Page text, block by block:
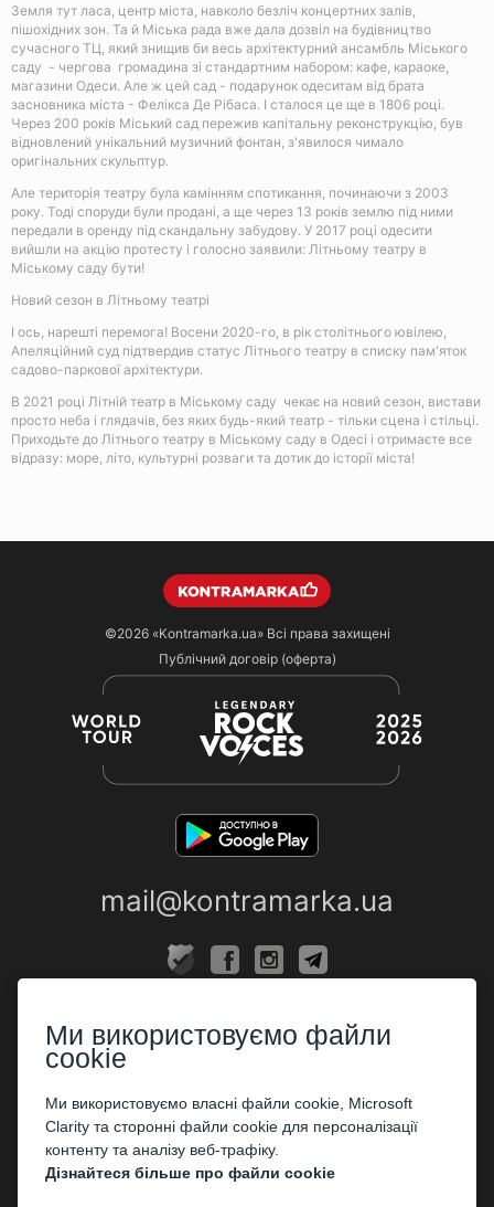
Земля тут ласа, центр міста, навколо безліч концертних залів,
пішохідних зон. Та й Міська рада вже дала дозвіл на будівництво
сучасного ТЦ, який знищив би весь архітектурний ансамбль Міського
саду - чергова громадина зі стандартним набором: кафе, караоке,
магазини Одеси. Але ж цей сад - подарунок одеситам від брата
засновника міста - Фелікса Де Рібаса. І сталося це ще в 1806 році.
Через 200 років Міський сад пережив капітальну реконструкцію, був
відновлений унікальний музичний фонтан, з'явилося чимало
оригінальних скульптур.
Але територія театру була камінням спотикання, починаючи з 2003
року. Тоді споруди були продані, а ще через 13 років землю під ними
передали в оренду під скандальну забудову. У 2017 році одесити
вийшли на акцію протесту і голосно заявили: Літньому театру в
Міському саду бути!
Новий сезон в Літньому театрі
І ось, нарешті перемога! Восени 2020-го, в рік столітнього ювілею,
Апеляційний суд підтвердив статус Літнього театру в списку пам'яток
садово-паркової архітектури.
В 2021 році Літній театр в Міському саду чекає на новий сезон, вистави
просто неба і глядачів, без яких будь-який театр - тільки сцена і стільці.
Приходьте до Літнього театру в Міському саду в Одесі і отримаєте все
відразу: море, літо, культурні розваги та дотик до історії міста!
©2026 «Kontramarka.ua»Всі права захищені
Публічний договір (оферта)
mail@kontramarka.ua
Каси
ПАРТНЕРАМ
Організаторам
Корпоративним клієнтам
Ми використовуємо файли
cookie
Ми використовуємо власні файли cookie, Microsoft
Clarity та сторонні файли cookie для персоналізації
контенту та аналізу веб-трафіку.
Дізнайтеся більше про файли cookie